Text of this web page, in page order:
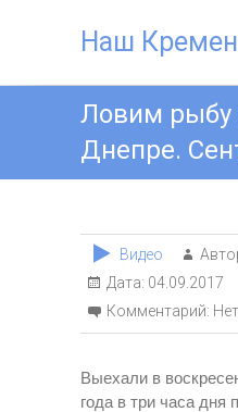
Наш
Ловим рыбу
Днепре.
Видео
Дата: 04.09.2017
Комментарий:
Выехали в
года в три часа дня